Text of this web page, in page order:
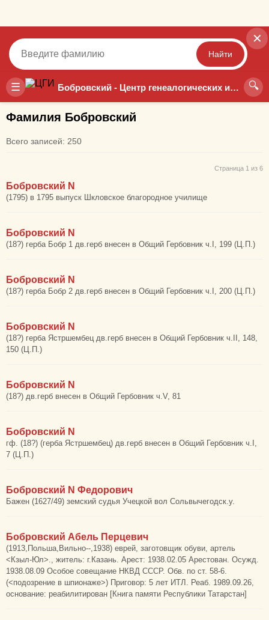
☰ Бобровский - Центр генеалогических исследований 🔍
✕
Найти
Точный Неточный
Фамилия Бобровский
Всего записей: 250
Страница 1 из 6
Бобровский N
(1795) в 1795 выпуск Шкловское благородное училище
Бобровский N
(18?) герба Бобр 1 дв.герб внесен в Общий Гербовник ч.I, 199 (Ц.П.)
Бобровский N
(18?) герба Бобр 2 дв.герб внесен в Общий Гербовник ч.I, 200 (Ц.П.)
Бобровский N
(18?) герба Ястршембец дв.герб внесен в Общий Гербовник ч.II, 148,
150 (Ц.П.)
Бобровский N
(18?) дв.герб внесен в Общий Гербовник ч.V, 81
Бобровский N
гф. (18?) (герба Ястршембец) дв.герб внесен в Общий Гербовник ч.I,
7 (Ц.П.)
Бобровский N Федорович
Бажен (1627/49) земский судья Учецкой вол Сольвычегодск.у.
Бобровский Абель Перцевич
(1913,Польша,Вильно--,1938) еврей, заготовщик обуви, артель
<Кзыл-Юл>., житель: г.Казань. Арест: 1938.02.05 Арестован. Осужд.
1938.08.09 Особое совещание НКВД СССР. Обв. по ст. 58-6.
(<подозрение в шпионаже>) Приговор: 5 лет ИТЛ. Реаб. 1989.09.26,
основание: реабилитирован [Книга памяти Республики Татарстан]